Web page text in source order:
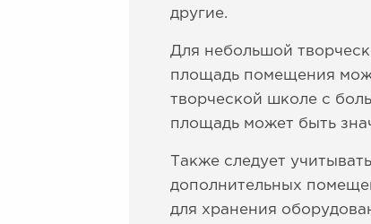
другие.
Для небольшой
площадь помещения
творческой школе с
площадь может быть
Также следует
дополнительных
для хранения